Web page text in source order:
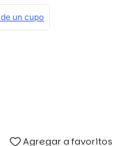
Agregar a favoritos